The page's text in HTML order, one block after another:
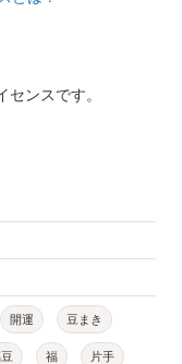
ンスです。
開運 豆まき
福 片手